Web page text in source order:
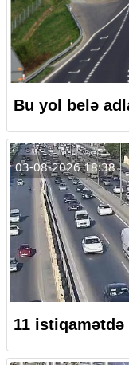
Bu yol belə
03-08-2026 18:38
11 istiqamətdə